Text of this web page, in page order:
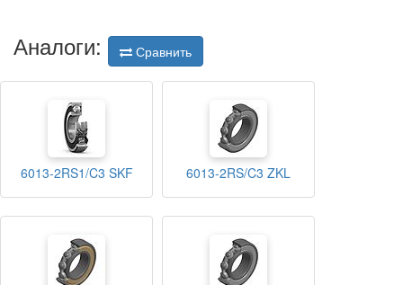
Аналоги: Сравнить
6013-2RS1/C3 SKF 6013-2RS/C3 ZKL